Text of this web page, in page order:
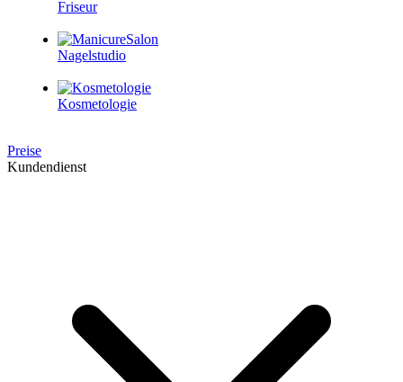
Friseur
Nagelstudio
Kosmetologie
Preise
Kundendienst